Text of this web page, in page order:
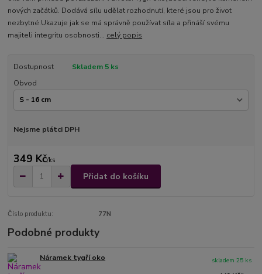
nových začátků. Dodává sílu udělat rozhodnutí, které jsou pro život
nezbytné.Ukazuje jak se má správně používat síla a přináší svému
majiteli integritu osobnosti... celý popis
Dostupnost
Skladem 5 ks
Obvod
Nejsme plátci DPH
349 Kč/ks
Přidat do košíku
Číslo produktu: 77N
Podobné produkty
Náramek tygří oko
skladem 25 ks